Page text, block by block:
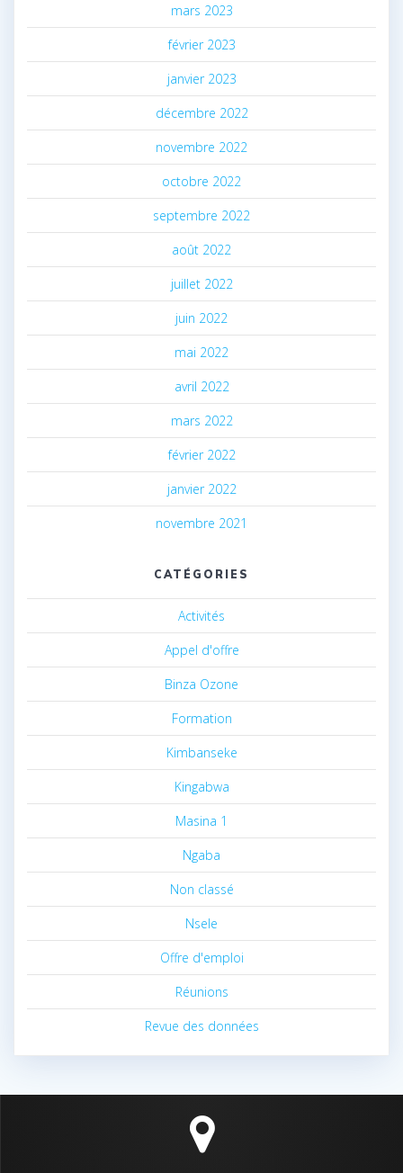
mars 2023
février 2023
janvier 2023
décembre 2022
novembre 2022
octobre 2022
septembre 2022
août 2022
juillet 2022
juin 2022
mai 2022
avril 2022
mars 2022
février 2022
janvier 2022
novembre 2021
CATÉGORIES
Activités
Appel d'offre
Binza Ozone
Formation
Kimbanseke
Kingabwa
Masina 1
Ngaba
Non classé
Nsele
Offre d'emploi
Réunions
Revue des données